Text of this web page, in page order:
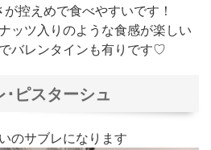
控えめで食べやすいです！
ッツ入りのような食感が楽しい
バレンタインも有りです♡
･ピスターシュ
のサブレになります